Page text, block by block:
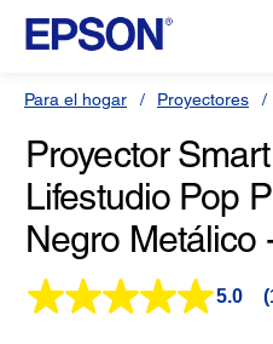
Para el hogar Proyectores
Proyector
Lifestudio Pop
Negro Metálico
5.0